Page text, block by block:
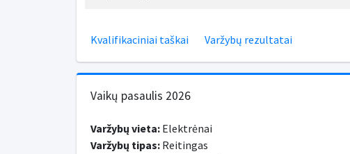
Kvalifikaciniai taškai Varžybų rezultatai
Vaikų pasaulis 2026
Varžybų vieta:Elektrėnai
Varžybų tipas:Reitingas